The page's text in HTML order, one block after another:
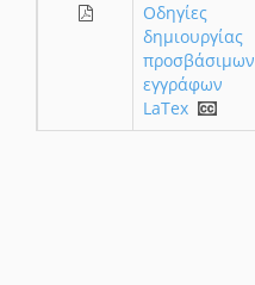
Οδηγίες
δημιουργίας
προσβάσιμων
εγγράφων
LaTex